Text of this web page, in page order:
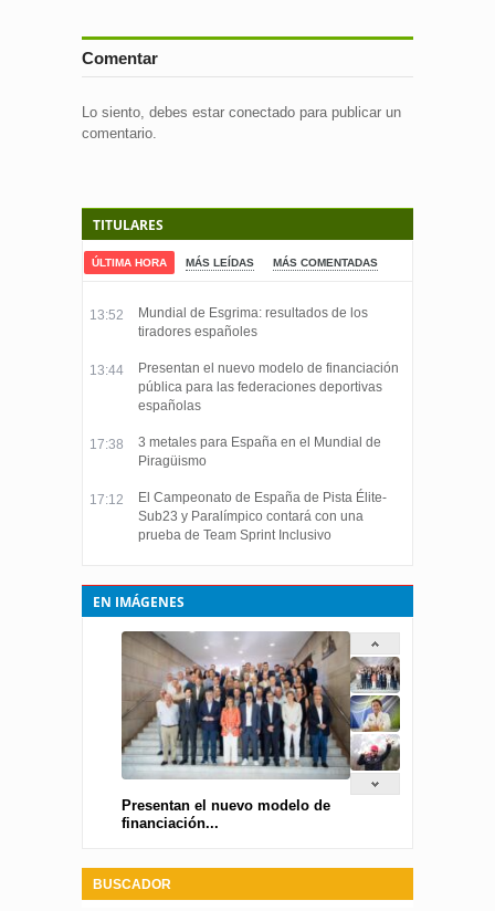
Comentar
Lo siento, debes estar conectado para publicar un
comentario.
TITULARES
ÚLTIMA HORA MÁS LEÍDAS MÁS COMENTADAS
13:52
Mundial de Esgrima: resultados de los
tiradores españoles
13:44
Presentan el nuevo modelo de financiación
pública para las federaciones deportivas
españolas
17:38
3 metales para España en el Mundial de
Piragüismo
17:12
El Campeonato de España de Pista Élite-
Sub23 y Paralímpico contará con una
prueba de Team Sprint Inclusivo
EN IMÁGENES
Presentan el nuevo modelo de
financiación...
BUSCADOR